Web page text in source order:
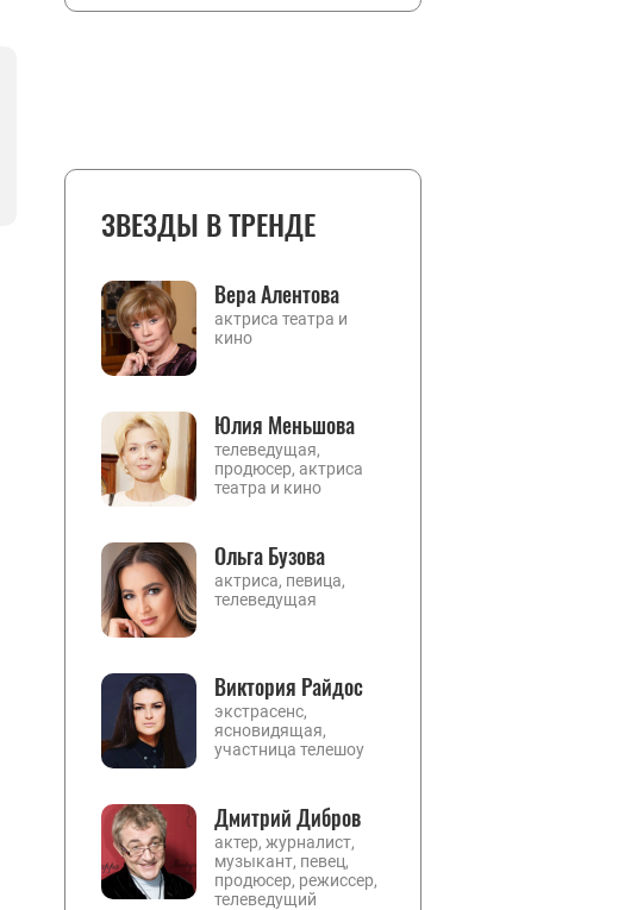
ЗВЕЗДЫ В ТРЕНДЕ
Вера Алентова
актриса театра и
кино
Юлия Меньшова
телеведущая,
продюсер, актриса
театра и кино
Ольга Бузова
актриса, певица,
телеведущая
Виктория Райдос
экстрасенс,
ясновидящая,
участница телешоу
Дмитрий Дибров
актер, журналист,
музыкант, певец,
продюсер, режиссер,
телеведущий